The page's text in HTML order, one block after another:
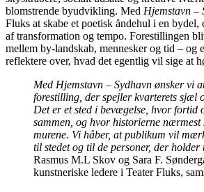
blomstrende byudvikling. Med Hjemstavn –
Fluks at skabe et poetisk åndehul i en
af transformation og tempo. Forestillingen
mellem by-landskab, mennesker og tid – og
reflektere over, hvad det egentlig vil sige at
Med Hjemstavn – Sydhavn ønsker vi
forestilling, der spejler kvarterets sjæl
Det er et sted i bevægelse, hvor fortid
sammen, og hvor historierne
murene. Vi håber, at publikum vil
til stedet og til de personer, der holder
Rasmus M.L Skov og Sara F.
kunstneriske ledere i Teater Fluks,